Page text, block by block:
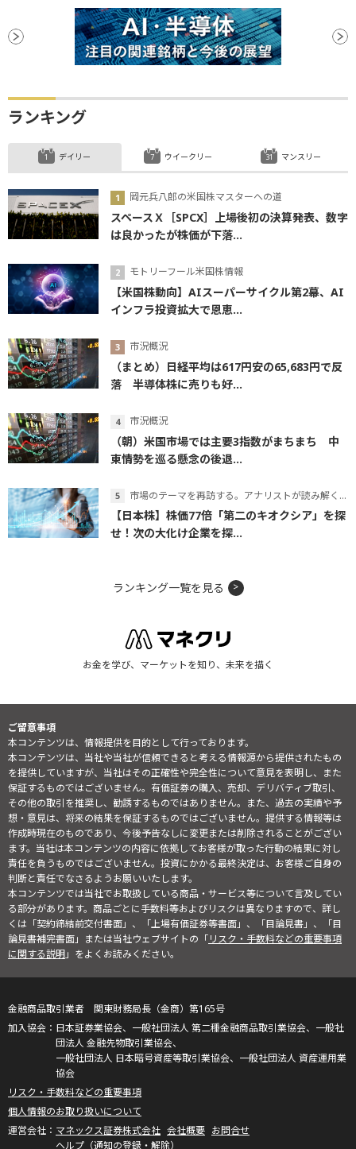
ランキング
デイリー
岡元兵八郎の米国株マスターへの道
スペースＸ［SPCX］上場後初の決算発表、数字
は良かったが株価が下落...
モトリーフール米国株情報
【米国株動向】AIスーパーサイクル第2幕、AI
インフラ投資拡大で恩恵...
市況概況
（まとめ）日経平均は617円安の65,683円で反
落 半導体株に売りも好...
市況概況
（朝）米国市場では主要3指数がまちまち 中
東情勢を巡る懸念の後退...
市場のテーマを再訪する。アナリストが読み解くテーマの本質
【日本株】株価77倍「第二のキオクシア」を探
せ！次の大化け企業を探...
ウイークリー マンスリー
ランキング一覧を見る
お金を学び、マーケットを知り、未来を描く
ご留意事項
本コンテンツは、情報提供を目的として行っております。
本コンテンツは、当社や当社が信頼できると考える情報源から提供されたもの
を提供していますが、当社はその正確性や完全性について意見を表明し、また
保証するものではございません。有価証券の購入、売却、デリバティブ取引、
その他の取引を推奨し、勧誘するものではありません。また、過去の実績や予
想・意見は、将来の結果を保証するものではございません。提供する情報等は
作成時現在のものであり、今後予告なしに変更または削除されることがござい
ます。当社は本コンテンツの内容に依拠してお客様が取った行動の結果に対し
責任を負うものではございません。投資にかかる最終決定は、お客様ご自身の
判断と責任でなさるようお願いいたします。
本コンテンツでは当社でお取扱している商品・サービス等について言及してい
る部分があります。商品ごとに手数料等およびリスクは異なりますので、詳し
くは「契約締結前交付書面」、「上場有価証券等書面」、「目論見書」、「目
論見書補完書面」または当社ウェブサイトの「リスク・手数料などの重要事項
に関する説明」をよくお読みください。
金融商品取引業者 関東財務局長（金商）第165号
日本証券業協会、一般社団法人 第二種金融商品取引業協会、一般社
団法人 金融先物取引業協会、
一般社団法人 日本暗号資産等取引業協会、一般社団法人 資産運用業
協会
リスク・手数料などの重要事項
個人情報のお取り扱いについて
マネックス証券株式会社 会社概要 お問合せ
ヘルプ（通知の登録・解除）